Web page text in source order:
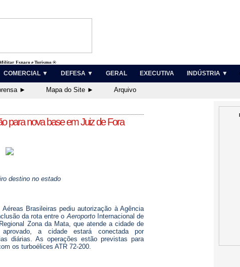
Espaço e Turismo ®
COMERCIAL ▼ DEFESA ▼ GERAL EXECUTIVA INDÚSTRIA ▼
► Mapa do Site ► Arquivo
para nova base em Juiz de Fora
destino no estado
Aéreas Brasileiras pediu autorização à Agência
da rota entre o Aeroporto Internacional de
Zona da Mata, que atende a cidade de
a cidade estará conectada por
diárias. As operações estão previstas para
os turboélices ATR 72-200.